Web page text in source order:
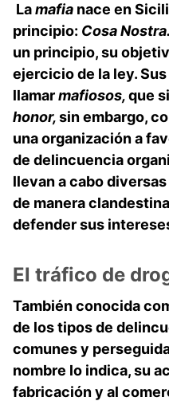
Lamafia nace en
principio: Cosa
un principio, su
ejercicio de la ley.
llamarmafiosos,que
honor,sin embargo,
una organización a
de delincuencia
llevan a cabo
de manera
defender sus
El tráfico de
También conocida
de los tipos de
comunes y
nombre lo indica, su
fabricación y al